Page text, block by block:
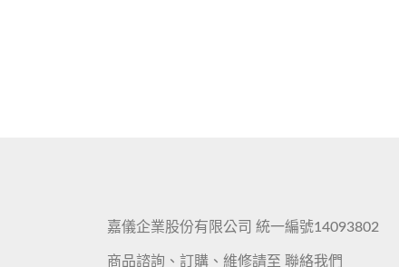
嘉儀企業股份有限公司 統一編號14093802
商品諮詢、訂購、維修請至 聯絡我們